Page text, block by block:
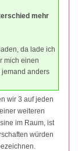
mehr
da lade ich
mich einen
jemand anders
wir 3 auf jeden
weiteren
im Raum, ist
würden